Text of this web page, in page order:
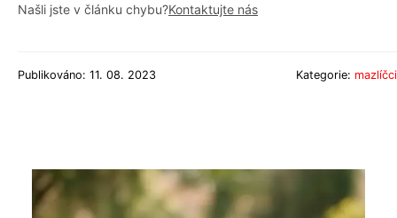
Našli jste v článku chybu?Kontaktujte nás
Publikováno: 11. 08. 2023 Kategorie: mazlíčci